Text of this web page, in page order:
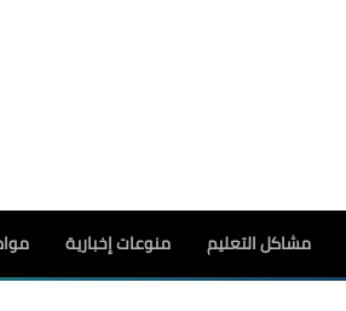
مشاكل التعليم منوعات إخبارية